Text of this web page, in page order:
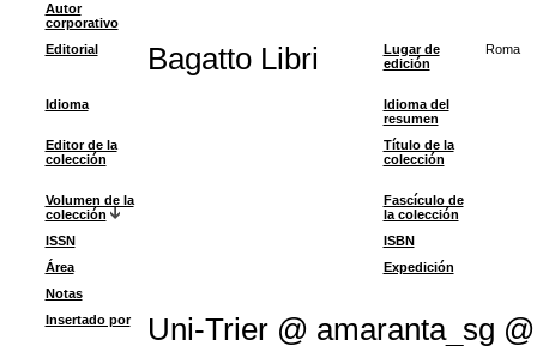
Autor
corporativo
Editorial
Bagatto Libri
Lugar de
edición
Roma
Idioma
Idioma del
resumen
Editor de la
colección
Título de la
colección
Volumen de la
colección
Fascículo de
la colección
ISSN
ISBN
Área
Expedición
Notas
Insertado por
Uni-Trier @ amaranta_sg @